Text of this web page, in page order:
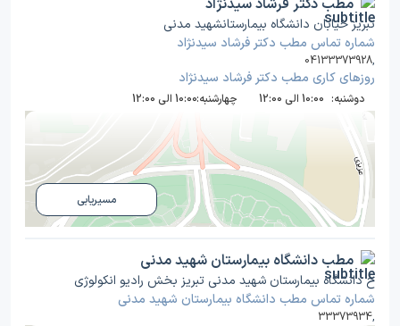
مطب دکتر فرشاد سیدنژاد
تبریز خیابان دانشگاه بیمارستانشهید مدنی‌
شماره تماس مطب دکتر فرشاد سیدنژاد
04133373928,
روز‌های کاری مطب دکتر فرشاد سیدنژاد
دوشنبه: 10:00 الی 12:00 چهارشنبه:10:00 الی 12:00
مسیریابی
مطب دانشگاه بیمارستان شهید مدنی
خ دانشگاه بیمارستان شهید مدنی تبریز بخش رادیو انکولوژی
شماره تماس مطب دانشگاه بیمارستان شهید مدنی
33373934,